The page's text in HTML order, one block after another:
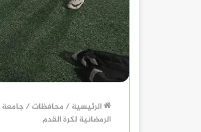
الرئيسية / محافظات/ جامعة
الرمضانية لكرة القدم